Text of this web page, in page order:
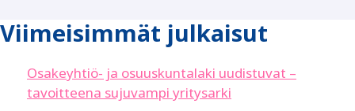
Viimeisimmät julkaisut
Osakeyhtiö- ja osuuskuntalaki uudistuvat –
tavoitteena sujuvampi yritysarki